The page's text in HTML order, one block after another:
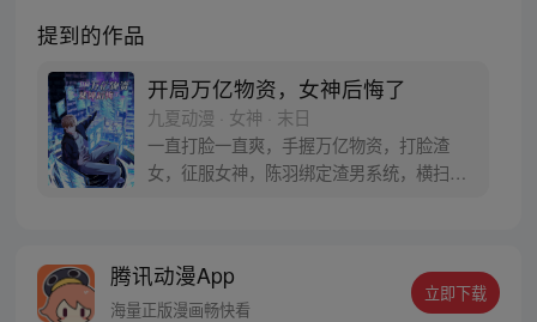
提到的作品
开局万亿物资，女神后悔了
九夏动漫 · 女神 · 末日
一直打脸一直爽，手握万亿物资，打脸渣
女，征服女神，陈羽绑定渣男系统，横扫末
腾讯动漫App
海量正版漫画畅快看
立即下载